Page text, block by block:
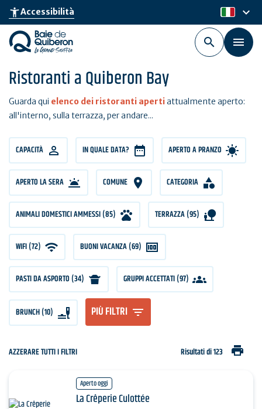
Skip
main
content
accessibility_newAccessibilità it
keyboard_arrow_down
Ristoranti a Quiberon Bay
Guarda qui elenco dei ristoranti apertiattualmente aperto:
all'interno, sulla terrazza, per andare...
CAPACITÀ
CAPACITÀ IN QUALE DATA? APERTO A PRANZO
APERTO LA SERA COMUNE CATEGORIA
ANIMALI DOMESTICI AMMESSI (85) TERRAZZA (95)
WIFI (72) BUONI VACANZA (69)
PASTI DA ASPORTO (34) GRUPPI ACCETTATI (97)
BRUNCH (10) PIÙ FILTRI
AZZERARE TUTTI I FILTRI Risultati di 123 print
Aperto oggi
La Crêperie Culottée